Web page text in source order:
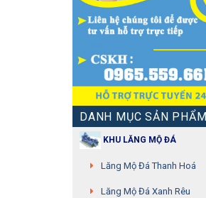
DANH MỤC SẢN PHẨM
KHU LĂNG MỘ ĐÁ
Lăng Mộ Đá Thanh Hoá
Lăng Mộ Đá Xanh Rêu